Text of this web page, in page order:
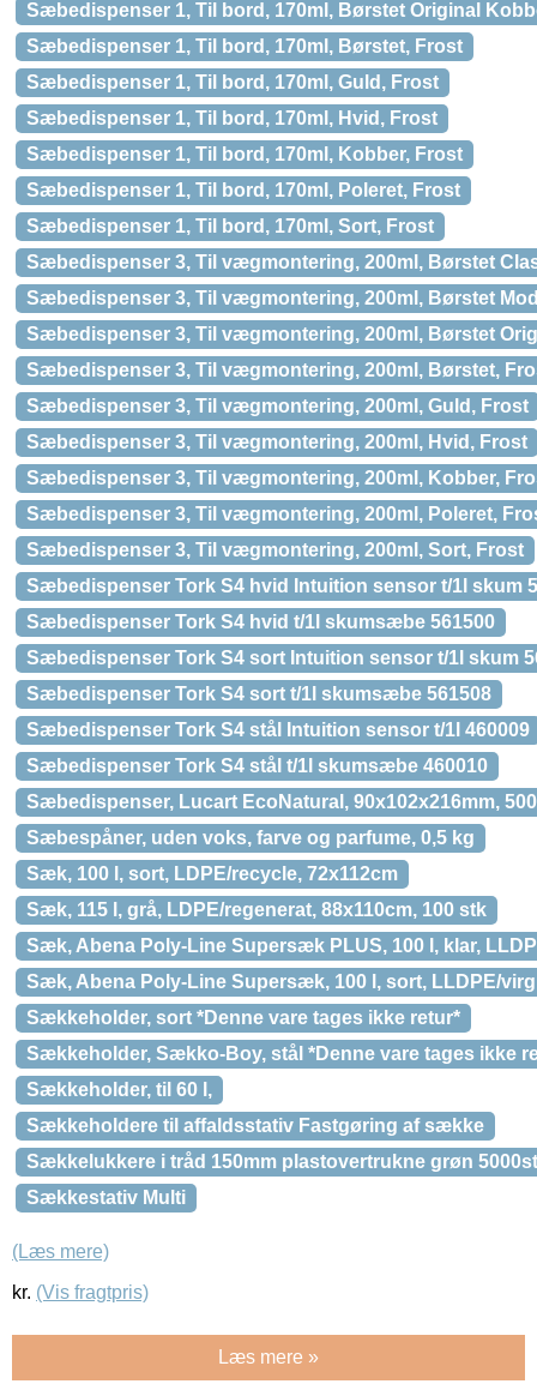
Sæbedispenser 1, Til bord, 170ml, Børstet Original
Sæbedispenser 1, Til bord, 170ml, Børstet, Frost
Sæbedispenser 1, Til bord, 170ml, Guld, Frost
Sæbedispenser 1, Til bord, 170ml, Hvid, Frost
Sæbedispenser 1, Til bord, 170ml, Kobber, Frost
Sæbedispenser 1, Til bord, 170ml, Poleret, Frost
Sæbedispenser 1, Til bord, 170ml, Sort, Frost
Sæbedispenser 3, Til vægmontering, 200ml, Børstet
Sæbedispenser 3, Til vægmontering, 200ml, Børstet
Sæbedispenser 3, Til vægmontering, 200ml, Børstet
Sæbedispenser 3, Til vægmontering, 200ml, Børstet,
Sæbedispenser 3, Til vægmontering, 200ml, Guld, Frost
Sæbedispenser 3, Til vægmontering, 200ml, Hvid, Frost
Sæbedispenser 3, Til vægmontering, 200ml, Kobber,
Sæbedispenser 3, Til vægmontering, 200ml, Poleret,
Sæbedispenser 3, Til vægmontering, 200ml, Sort, Frost
Sæbedispenser Tork S4 hvid Intuition sensor t/1l skum
Sæbedispenser Tork S4 hvid t/1l skumsæbe 561500
Sæbedispenser Tork S4 sort Intuition sensor t/1l skum
Sæbedispenser Tork S4 sort t/1l skumsæbe 561508
Sæbedispenser Tork S4 stål Intuition sensor t/1l 460009
Sæbedispenser Tork S4 stål t/1l skumsæbe 460010
Sæbedispenser, Lucart EcoNatural, 90x102x216mm,
Sæbespåner, uden voks, farve og parfume, 0,5 kg
Sæk, 100 l, sort, LDPE/recycle, 72x112cm
Sæk, 115 l, grå, LDPE/regenerat, 88x110cm, 100 stk
Sæk, Abena Poly-Line Supersæk PLUS, 100 l, klar,
Sæk, Abena Poly-Line Supersæk, 100 l, sort, LLDPE/
Sækkeholder, sort *Denne vare tages ikke retur*
Sækkeholder, Sækko-Boy, stål *Denne vare tages ikke
Sækkeholder, til 60 l,
Sækkeholdere til affaldsstativ Fastgøring af sække
Sækkelukkere i tråd 150mm plastovertrukne grøn
Sækkestativ Multi
(Læs mere)
kr. (Vis fragtpris)
Læs mere »